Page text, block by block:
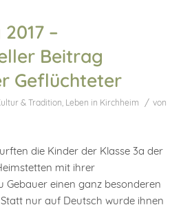
–
Beitrag
Geflüchteter
& Tradition, Leben in Kirchheim / von
die Kinder der Klasse 3a der
mit ihrer
Gebauer einen ganz besonderen
nur auf Deutsch wurde ihnen